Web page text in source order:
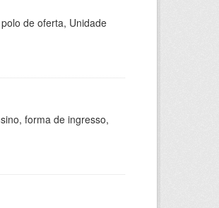
de oferta, Unidade
forma de ingresso,